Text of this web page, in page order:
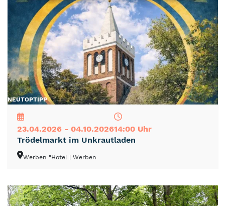
NEUTOPTIPP
23.04.2026 - 04.10.202614:00 Uhr
Trödelmarkt im Unkrautladen
Werben "Hotel | Werben